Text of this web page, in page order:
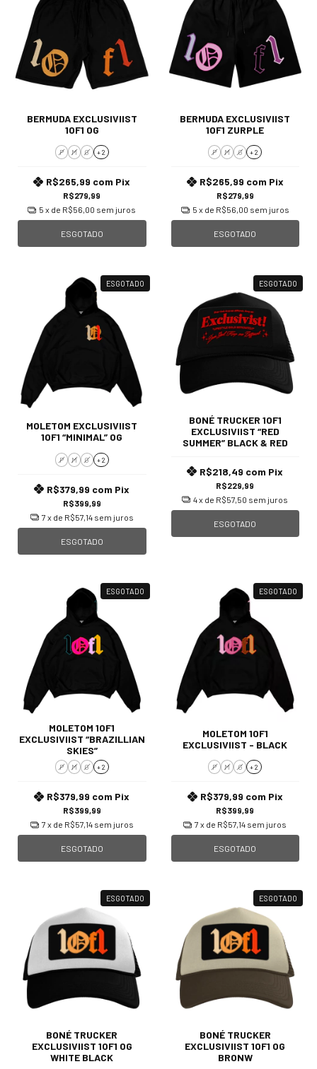
BERMUDA EXCLUSIVIIST
1OF1 OG
P M G + 2
R$279,99
R$265,99 com Pix
5 x de R$56,00 sem juros
ESGOTADO
BERMUDA EXCLUSIVIIST
1OF1 ZURPLE
P M G + 2
R$279,99
R$265,99 com Pix
5 x de R$56,00 sem juros
ESGOTADO
ESGOTADO
MOLETOM EXCLUSIVIIST
1OF1 “MINIMAL” OG
P M G + 2
R$399,99
R$379,99 com Pix
7 x de R$57,14 sem juros
ESGOTADO
ESGOTADO
BONÉ TRUCKER 1OF1
EXCLUSIVIIST “RED
SUMMER” BLACK & RED
R$229,99
R$218,49 com Pix
4x de R$57,50 sem juros
ESGOTADO
ESGOTADO
MOLETOM 1OF1
EXCLUSIVIIST “BRAZILLIAN
SKIES”
P M G + 2
R$399,99
R$379,99 com Pix
7 x de R$57,14 sem juros
ESGOTADO
ESGOTADO
MOLETOM 1OF1
EXCLUSIVIIST - BLACK
P M G + 2
R$399,99
R$379,99 com Pix
7 x de R$57,14 sem juros
ESGOTADO
ESGOTADO
BONÉ TRUCKER
EXCLUSIVIIST 1OF1 OG
WHITE BLACK
ESGOTADO
BONÉ TRUCKER
EXCLUSIVIIST 1OF1 OG
BRONW